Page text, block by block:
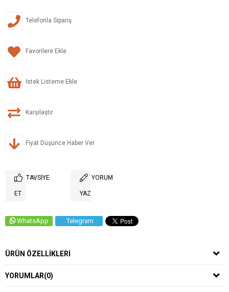
Telefonla Sipariş
Favorilere Ekle
İstek Listeme Ekle
Karşılaştır
Fiyat Düşünce Haber Ver
TAVSIYE
ET
YORUM
YAZ
WhatsApp Telegram
ÜRÜN ÖZELLIKLERI
YORUMLAR(0)